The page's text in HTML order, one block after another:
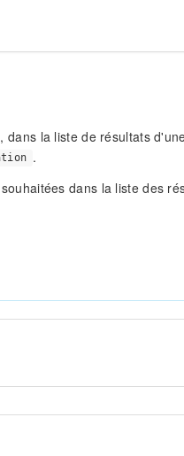
dans la liste de résultats
.
dans la liste des